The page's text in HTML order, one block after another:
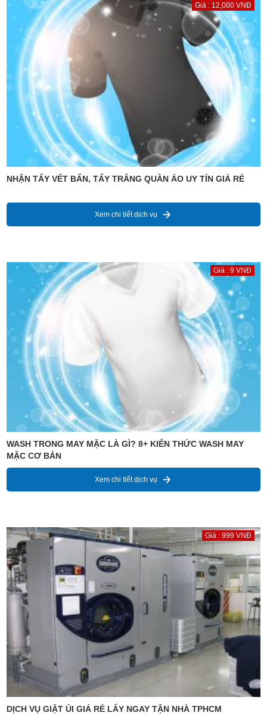
Giá : 12,000 VNĐ
NHẬN TẨY VẾT BẨN, TẨY TRẮNG QUẦN ÁO UY TÍN GIÁ RẺ
Xem chi tiết dịch vụ
Giá : 9 VNĐ
WASH TRONG MAY MẶC LÀ GÌ? 8+ KIẾN THỨC WASH MAY
MẶC CƠ BẢN
Xem chi tiết dịch vụ
Giá : 999 VNĐ
DỊCH VỤ GIẶT ỦI GIÁ RẺ LẤY NGAY TẬN NHÀ TPHCM